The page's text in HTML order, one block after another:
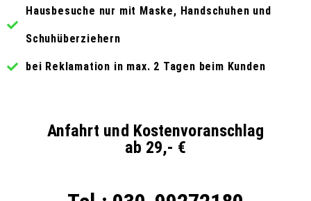
Hausbesuche nur mit Maske, Handschuhen und
Schuhüberziehern
bei Reklamation in max. 2 Tagen beim Kunden
Anfahrt und Kostenvoranschlag
ab 29,- €